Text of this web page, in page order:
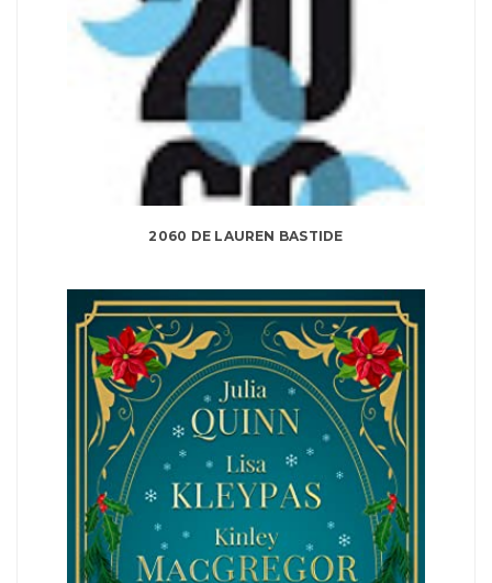
2060 DE LAUREN BASTIDE